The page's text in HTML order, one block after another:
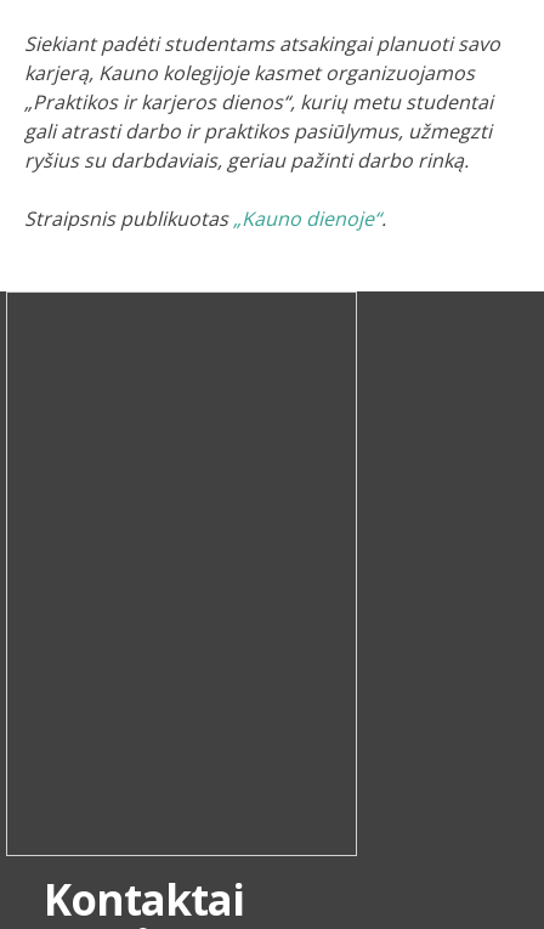
Siekiant padėti studentams atsakingai planuoti savo
karjerą, Kauno kolegijoje kasmet organizuojamos
„Praktikos ir karjeros dienos“, kurių metu studentai
gali atrasti darbo ir praktikos pasiūlymus, užmegzti
ryšius su darbdaviais, geriau pažinti darbo rinką.
Straipsnis publikuotas„Kauno dienoje“.
Kontaktai